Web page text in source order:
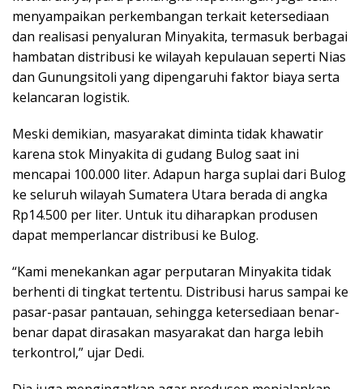
menyampaikan perkembangan terkait ketersediaan
dan realisasi penyaluran Minyakita, termasuk berbagai
hambatan distribusi ke wilayah kepulauan seperti Nias
dan Gunungsitoli yang dipengaruhi faktor biaya serta
kelancaran logistik.
Meski demikian, masyarakat diminta tidak khawatir
karena stok Minyakita di gudang Bulog saat ini
mencapai 100.000 liter. Adapun harga suplai dari Bulog
ke seluruh wilayah Sumatera Utara berada di angka
Rp14.500 per liter. Untuk itu diharapkan produsen
dapat memperlancar distribusi ke Bulog.
“Kami menekankan agar perputaran Minyakita tidak
berhenti di tingkat tertentu. Distribusi harus sampai ke
pasar-pasar pantauan, sehingga ketersediaan benar-
benar dapat dirasakan masyarakat dan harga lebih
terkontrol,” ujar Dedi.